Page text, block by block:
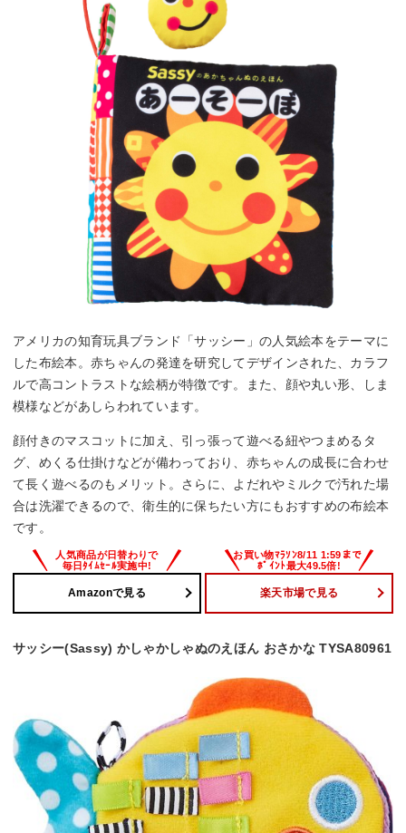
アメリカの知育玩具ブランド「サッシー」の人気絵本をテーマに
した布絵本。赤ちゃんの発達を研究してデザインされた、カラフ
ルで高コントラストな絵柄が特徴です。また、顔や丸い形、しま
模様などがあしらわれています。
顔付きのマスコットに加え、引っ張って遊べる紐やつまめるタ
グ、めくる仕掛けなどが備わっており、赤ちゃんの成長に合わせ
て長く遊べるのもメリット。さらに、よだれやミルクで汚れた場
合は洗濯できるので、衛生的に保ちたい方にもおすすめの布絵本
です。
Amazonで見る 楽天市場で見る
サッシー(Sassy) かしゃかしゃぬのえほん おさかな TYSA80961